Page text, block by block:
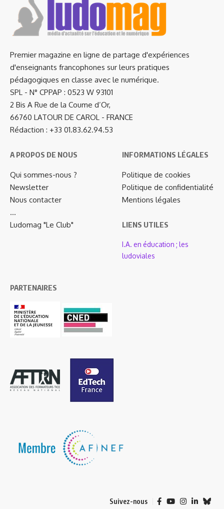
Premier magazine en ligne de partage d'expériences
d'enseignants francophones sur leurs pratiques
pédagogiques en classe avec le numérique.
SPL - N° CPPAP : 0523 W 93101
2 Bis A Rue de la Coume d’Or,
66760 LATOUR DE CAROL - FRANCE
Rédaction : +33 01.83.62.94.53
A PROPOS DE NOUS
Qui sommes-nous ?
Newsletter
Nous contacter
…
Ludomag "Le Club"
INFORMATIONS LÉGALES
Politique de cookies
Politique de confidentialité
Mentions légales
LIENS UTILES
I.A. en éducation ; les
ludoviales
PARTENAIRES
Suivez-nous